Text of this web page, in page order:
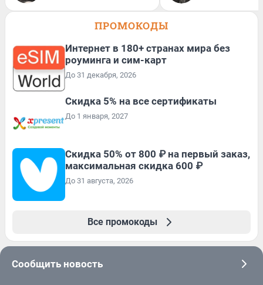
ПРОМОКОДЫ
Интернет в 180+ странах мира без
роуминга и сим-карт
До 31 декабря, 2026
Скидка 5% на все сертификаты
До 1 января, 2027
Скидка 50% от 800 ₽ на первый заказ,
максимальная скидка 600 ₽
До 31 августа, 2026
Все промокоды
Сообщить новость